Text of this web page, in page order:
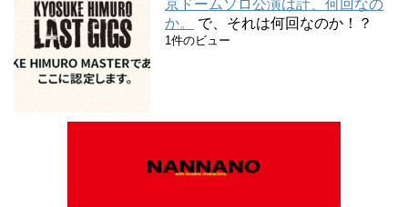
京ドームソロ公演は計、何回なの
か。
で、それは何回なのか！？
1件のビュー